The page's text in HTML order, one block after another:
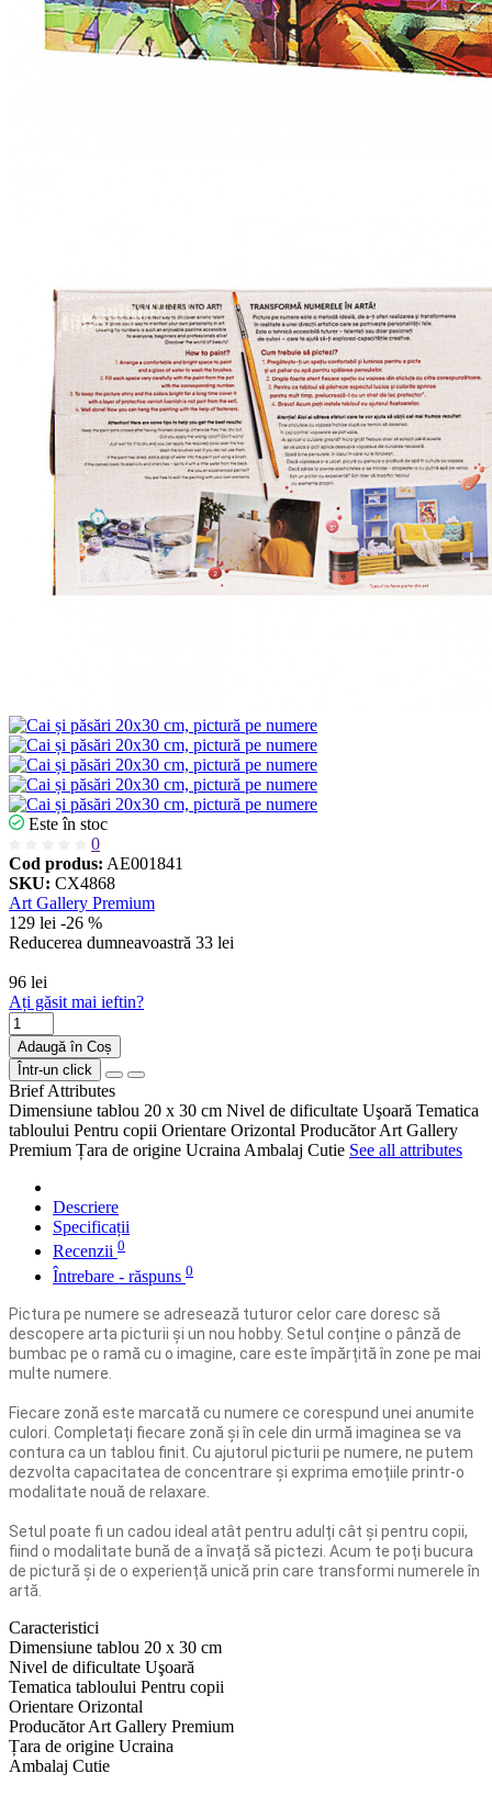
Este în stoc
0
Cod produs: AE001841
SKU: CX4868
Art Gallery Premium
129 lei -26 %
Reducerea dumneavoastră 33 lei
96 lei
Ați găsit mai ieftin?
Adaugă în Coș
Într-un click
Brief Attributes
Dimensiune tablou 20 x 30 cm Nivel de dificultate Uşoară Tematica
tabloului Pentru copii Orientare Orizontal Producător Art Gallery
Premium Țara de origine Ucraina Ambalaj Cutie See all attributes
Descriere
Specificații
Recenzii 0
Întrebare - răspuns 0
Pictura pe numere se adresează tuturor celor care doresc să
descopere arta picturii și un nou hobby. Setul conține o pânză de
bumbac pe o ramă cu o imagine, care este împărțită în zone pe mai
multe numere.
Fiecare zonă este marcată cu numere ce corespund unei anumite
culori. Completați fiecare zonă și în cele din urmă imaginea se va
contura ca un tablou finit. Cu ajutorul picturii pe numere, ne putem
dezvolta capacitatea de concentrare și exprima emoțiile printr-o
modalitate nouă de relaxare.
Setul poate fi un cadou ideal atât pentru adulți cât și pentru copii,
fiind o modalitate bună de a învață să pictezi. Acum te poți bucura
de pictură și de o experiență unică prin care transformi numerele în
artă.
Caracteristici
Dimensiune tablou 20 x 30 cm
Nivel de dificultate Uşoară
Tematica tabloului Pentru copii
Orientare Orizontal
Producător Art Gallery Premium
Țara de origine Ucraina
Ambalaj Cutie